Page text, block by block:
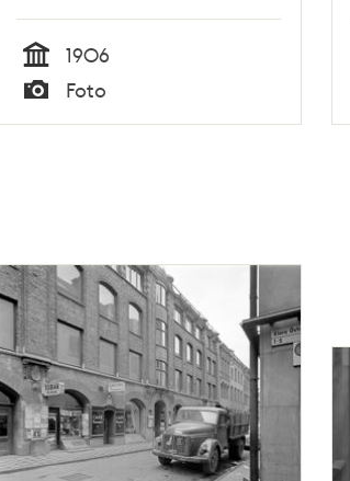
Tid
1906
Typ
Foto